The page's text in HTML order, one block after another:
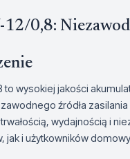
12/0,8:
to wysokiej jakości
źródła
wydajnością i
jak i użytkowników